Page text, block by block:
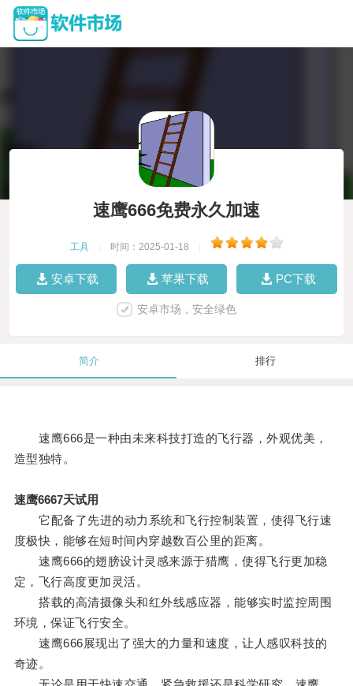
速鹰666免费永久加速
工具 时间：2025-01-18
安卓下载 苹果下载 PC下载
安卓市场，安全绿色
简介 排行
速鹰666是一种由未来科技打造的飞行器，外观优美，
造型独特。
速鹰6667天试用
它配备了先进的动力系统和飞行控制装置，使得飞行速
度极快，能够在短时间内穿越数百公里的距离。
速鹰666的翅膀设计灵感来源于猎鹰，使得飞行更加稳
定，飞行高度更加灵活。
搭载的高清摄像头和红外线感应器，能够实时监控周围
环境，保证飞行安全。
速鹰666展现出了强大的力量和速度，让人感叹科技的
奇迹。